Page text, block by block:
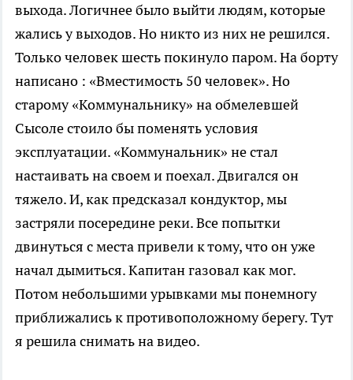
выхода. Логичнее было выйти людям, которые
жались у выходов. Но никто из них не решился.
Только человек шесть покинуло паром. На борту
написано : «Вместимость 50 человек». Но
старому «Коммунальнику» на обмелевшей
Сысоле стоило бы поменять условия
эксплуатации. «Коммунальник» не стал
настаивать на своем и поехал. Двигался он
тяжело. И, как предсказал кондуктор, мы
застряли посередине реки. Все попытки
двинуться с места привели к тому, что он уже
начал дымиться. Капитан газовал как мог.
Потом небольшими урывками мы понемногу
приближались к противоположному берегу. Тут
я решила снимать на видео.